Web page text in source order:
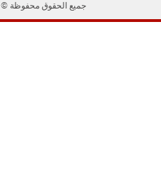
جميع الحقوق محفوظة © 2019 الجمارك اللبنانية